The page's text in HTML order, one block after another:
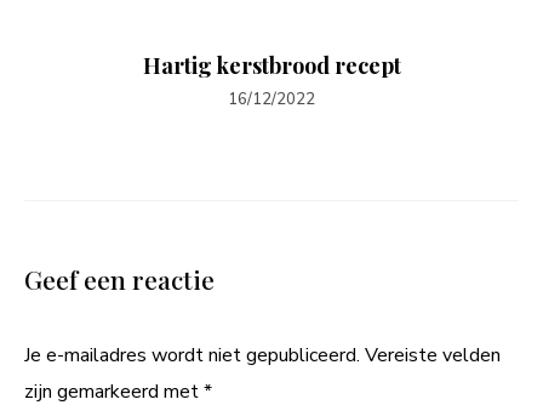
Hartig kerstbrood recept
16/12/2022
Geef een reactie
Je e-mailadres wordt niet gepubliceerd. Vereiste velden
zijn gemarkeerd met*